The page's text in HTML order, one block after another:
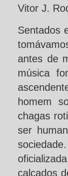
Vitor J.
Sentados
antes de
música
homem
chagas
ser
calçados